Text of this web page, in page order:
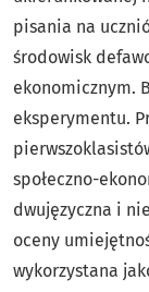
pisania na
środowisk
ekonomicznym.
eksperymentu.
społeczno-
dwujęzyczna i
oceny
wykorzystana